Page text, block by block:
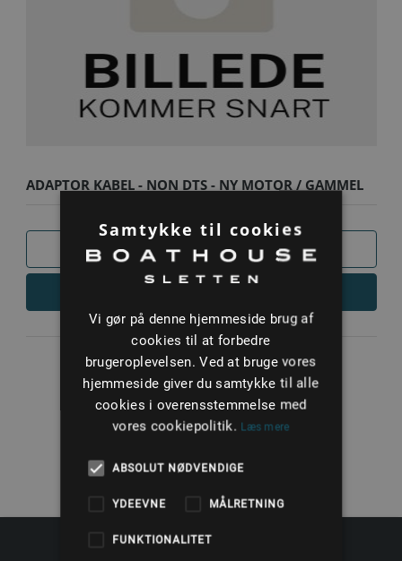
ADAPTOR KABEL - NON DTS - NY MOTOR / GAMMEL
SAMMENLIGN
1
Samtykke til cookies
Vi gør på denne hjemmeside brug af
cookies til at forbedre
brugeroplevelsen. Ved at bruge vores
hjemmeside giver du samtykke til alle
cookies i overensstemmelse med
vores cookiepolitik. Læs mere
ABSOLUT NØDVENDIGE
YDEEVNE MÅLRETNING
FUNKTIONALITET